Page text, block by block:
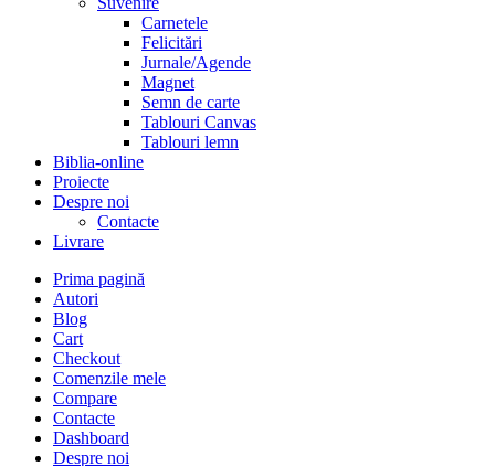
Carnetele
Felicitări
Jurnale/Agende
Magnet
Semn de carte
Tablouri Canvas
Tablouri lemn
Biblia-online
Proiecte
Despre noi
Contacte
Livrare
Prima pagină
Autori
Blog
Cart
Checkout
Comenzile mele
Compare
Contacte
Dashboard
Despre noi